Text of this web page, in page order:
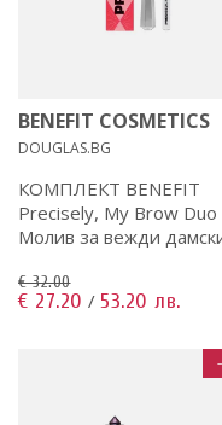
BENEFIT COSMETICS
DOUGLAS.BG
КОМПЛЕКТ BENEFIT
Precisely, My Brow Duo
Молив за вежди
€ 32.00
€ 27.20 / 53.20 лв.